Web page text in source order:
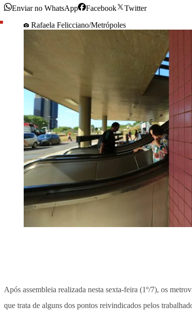
Enviar no WhatsApp Facebook
Twitter
Rafaela Felicciano/Metrópoles
Após assembleia realizada nesta sexta-feira (1º/7), os
que trata de alguns dos pontos reivindicados pelos